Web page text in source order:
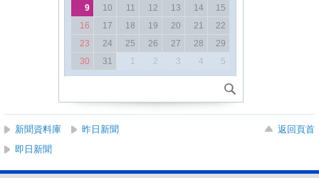
9
10 11 12 13 14
15
16
17 18 19 20 21
22
23
24 25 26 27 28
29
30
31 1 2 3 4 5
新聞資料庫 昨日新聞
返回頁首
即日新聞